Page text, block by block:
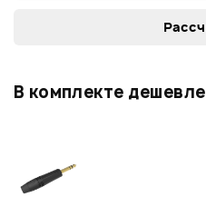
В комплекте дешевле